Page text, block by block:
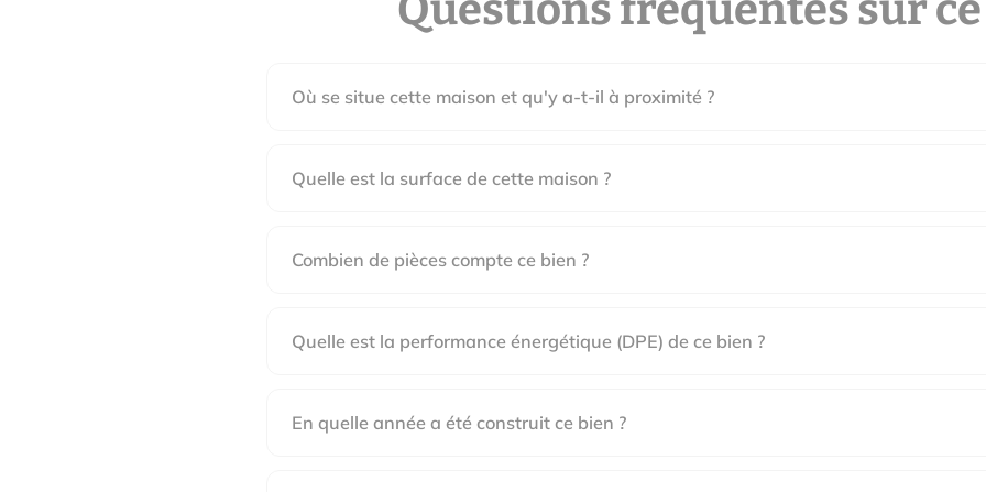
Où se situe cette maison et qu'y a-t-il à proximité ?
Quelle est la surface de cette maison ?
Combien de pièces compte ce bien ?
Quelle est la performance énergétique (DPE) de ce bien ?
En quelle année a été construit ce bien ?